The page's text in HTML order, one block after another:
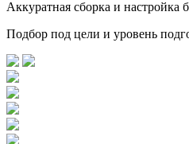
Аккуратная сборка и настройка
Подбор под цели и уровень